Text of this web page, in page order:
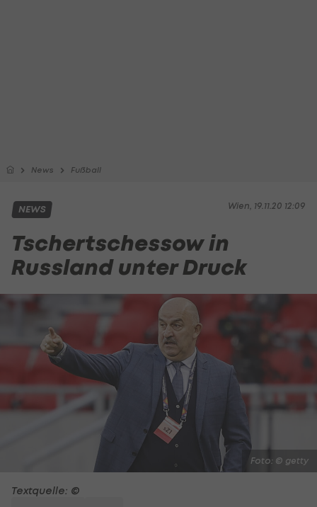
News Fußball
Wien, 19.11.20 12:09
NEWS
Tschertschessow in
Russland unter Druck
Foto: © getty
Textquelle: ©